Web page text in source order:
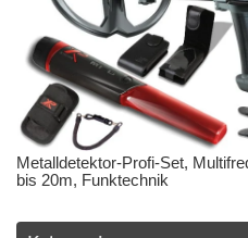
Metalldetektor-Profi-Set,
bis 20m, Funktechnik